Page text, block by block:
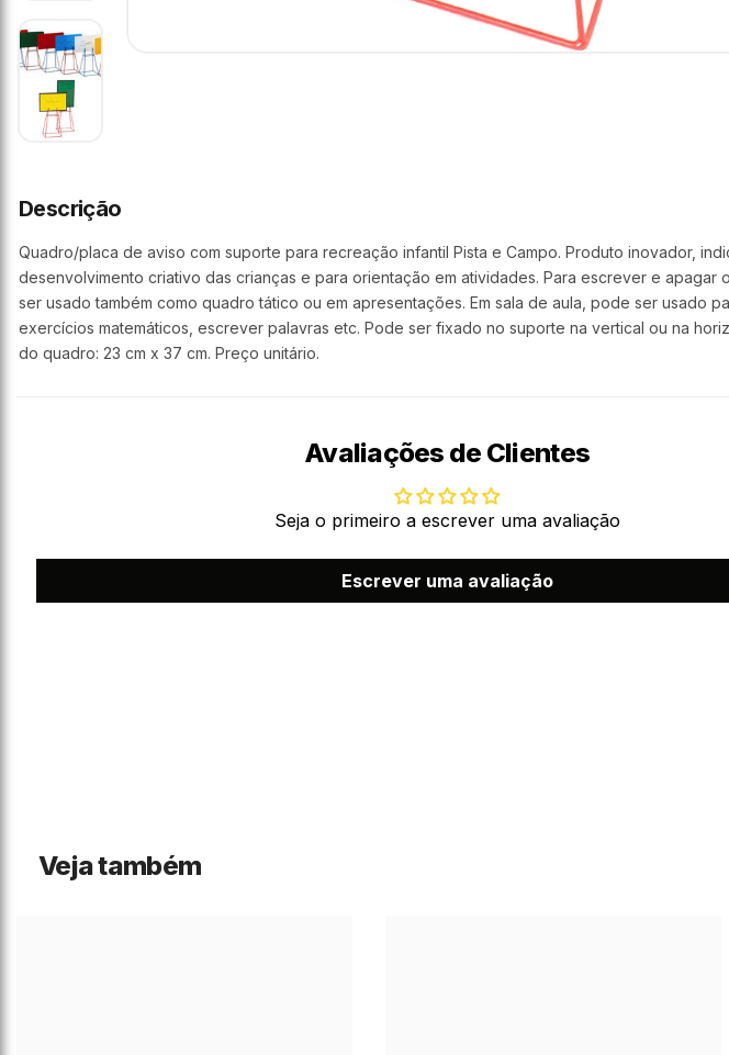
Descrição
Quadro/placa de aviso com suporte para recreação infantil Pista e Campo. Produto inovador,
desenvolvimento criativo das crianças e para orientação em atividades. Para escrever e apagar
ser usado também como quadro tático ou em apresentações. Em sala de aula, pode ser usado
exercícios matemáticos, escrever palavras etc. Pode ser fixado no suporte na vertical ou na
do quadro: 23 cm x 37 cm. Preço unitário.
Avaliações de Clientes
Seja o primeiro a escrever uma avaliação
Escrever uma avaliação
Veja também